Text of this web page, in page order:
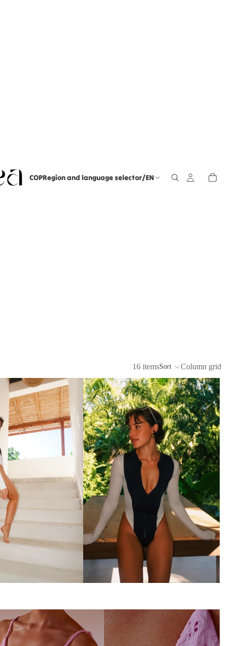
COPRegion and language selector/EN
16 itemsSort
Column grid